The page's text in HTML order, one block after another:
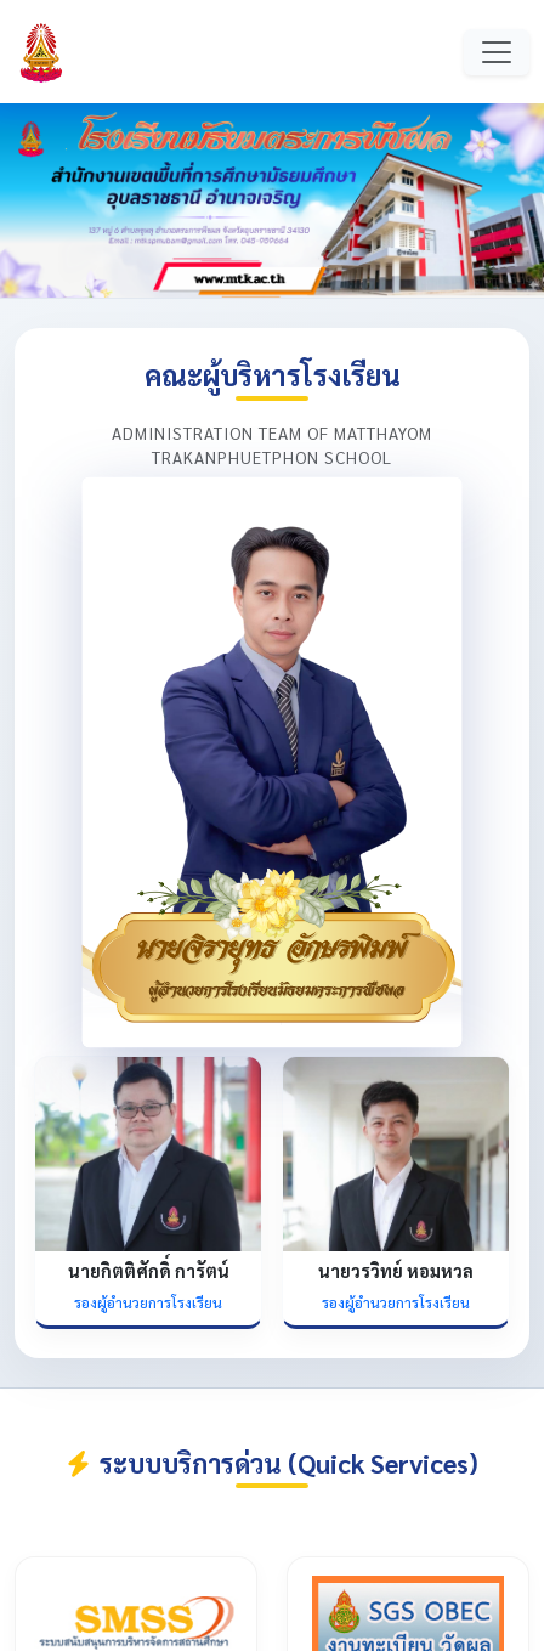
คณะผู้บริหารโรงเรียน
ADMINISTRATION TEAM OF MATTHAYOM
TRAKANPHUETPHON SCHOOL
นายกิตติศักดิ์ การัตน์
รองผู้อำนวยการโรงเรียน
นายวรวิทย์ หอมหวล
รองผู้อำนวยการโรงเรียน
ระบบบริการด่วน (Quick Services)